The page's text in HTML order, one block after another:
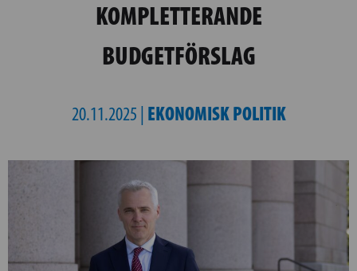
KOMPLETTERANDE
BUDGETFÖRSLAG
20.11.2025 | EKONOMISK POLITIK